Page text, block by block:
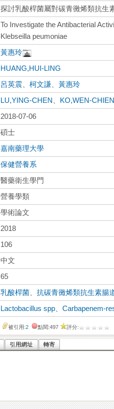
探討乳酸桿菌屬對碳青黴烯類抗生
To Investigate the Antibacterial
Klebseilla peumoniae
黃惠玲
HUANG,HUI-LING
呂英震 、柯文謙 、黃惠玲
LU,YING-CHEN KO,WEN-CHIEN
2018-07-06
碩士
嘉南藥理大學
保健營養系
醫藥衛生學門
營養學類
學術論文
2018
106
中文
65
乳酸桿菌 、抗碳青黴烯類抗生素腸
Lactobacillus spp 、Carbapenem-
被引用:2 點閱:497 評分:
引用網址 轉寄